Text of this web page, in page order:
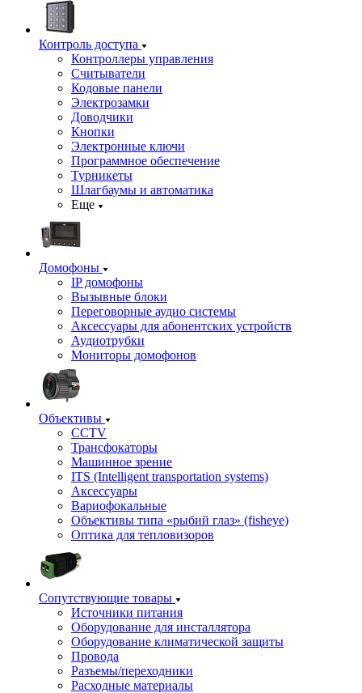
Контроль доступа
Контроллеры управления
Считыватели
Кодовые панели
Электрозамки
Доводчики
Кнопки
Электронные ключи
Программное обеспечение
Турникеты
Шлагбаумы и автоматика
Еще
Домофоны
IP домофоны
Вызывные блоки
Переговорные аудио системы
Аксессуары для абонентских устройств
Аудиотрубки
Мониторы домофонов
Объективы
CCTV
Трансфокаторы
Машинное зрение
ITS (Intelligent transportation systems)
Аксессуары
Вариофокальные
Объективы типа «рыбий глаз» (fisheye)
Оптика для тепловизоров
Сопутствующие товары
Источники питания
Оборудование для инсталлятора
Оборудование климатической защиты
Провода
Разъемы/переходники
Расходные материалы